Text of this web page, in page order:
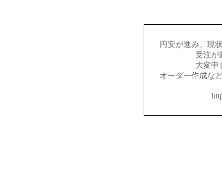
円安が進み、現
受注が
大変申
オーダー作成な